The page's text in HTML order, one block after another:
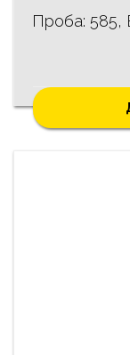
Проба: 585,